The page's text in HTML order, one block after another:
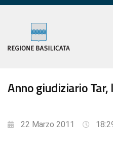
Anno giudiziario
22 Marzo 2011